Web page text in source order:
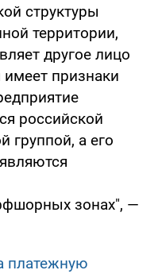
структуры
территории,
другое лицо
имеет признаки
российской
а его
зонах", —
платежную